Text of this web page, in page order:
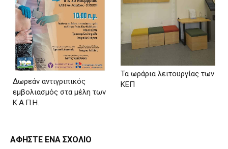
Δωρεάν αντιγριπικός
εμβολιασμός στα μέλη των
Κ.Α.Π.Η.
Τα ωράρια λειτουργίας των
ΚΕΠ
ΑΦΗΣΤΕ ΕΝΑ ΣΧΟΛΙΟ